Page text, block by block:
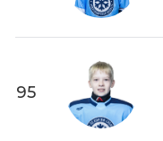
95